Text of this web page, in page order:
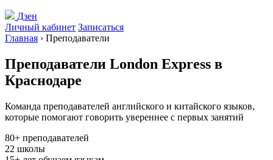
Дзен
Личный кабинет Записаться
Главная › Преподаватели
Преподаватели London Express в
Краснодаре
Команда преподавателей английского и китайского языков,
которые помогают говорить увереннее с первых занятий
80+ преподавателей
22 школы